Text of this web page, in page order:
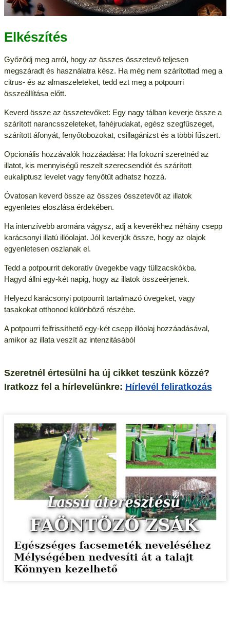
Elkészítés
Győződj meg arról, hogy az összes összetevő teljesen
megszáradt és használatra kész. Ha még nem szárítottad meg a
citrus- és az almaszeleteket, tedd ezt meg a potpourri
összeállítása előtt.
Keverd össze az összetevőket: Egy nagy tálban keverje össze a
szárított narancsszeleteket, fahéjrudakat, egész szegfűszeget,
szárított áfonyát, fenyőtobozokat, csillagánizst és a többi fűszert.
Opcionális hozzávalók hozzáadása: Ha fokozni szeretnéd az
illatot, kis mennyiségű reszelt szerecsendiót és szárított
eukaliptusz levelet vagy fenyőtűt adhatsz hozzá.
Óvatosan keverd össze az összes összetevőt az illatok
egyenletes eloszlása érdekében.
Ha intenzívebb aromára vágysz, adj a keverékhez néhány csepp
karácsonyi illatú illóolajat. Jól keverjük össze, hogy az olajok
egyenletesen oszlanak el.
Tedd a potpourrit dekoratív üvegekbe vagy tüllzacskókba.
Hagyd állni egy-két napig, hogy az illatok összeérjenek.
Helyezd karácsonyi potpourrit tartalmazó üvegeket, vagy
tasakokat otthonod különböző részébe.
A potpourri felfrissíthető egy-két csepp illóolaj hozzáadásával,
amikor az illata veszít az intenzitásából
Szeretnél értesülni ha új cikket teszünk közzé?
Iratkozz fel a hírlevelünkre: Hírlevél feliratkozás